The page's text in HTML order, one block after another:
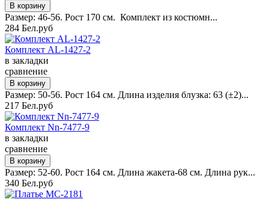
Размер: 46-56. Рост 170 см. Комплект из костюмн...
284 Бел.руб
Комплект AL-1427-2
в закладки
сравнение
Размер: 50-56. Рост 164 см. Длина изделия блузка: 63 (±2)...
217 Бел.руб
Комплект Nn-7477-9
в закладки
сравнение
Размер: 52-60. Рост 164 см. Длина жакета-68 см. Длина рук...
340 Бел.руб